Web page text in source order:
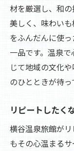
材を厳選し、和
美しく、味わい
をふんだんに使
一品です。温泉
じて地域の文化
のひとときが待っ
リピートしたく
横谷温泉旅館が
もその心温まる